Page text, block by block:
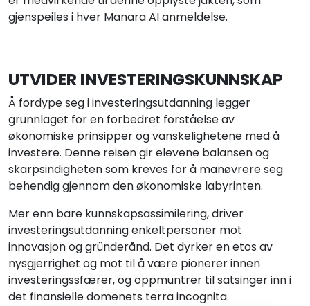
gjenspeiles i hver Manara AI anmeldelse.
UTVIDER INVESTERINGSKUNNSKAP
Å fordype seg i investeringsutdanning legger
grunnlaget for en forbedret forståelse av
økonomiske prinsipper og vanskelighetene med å
investere. Denne reisen gir elevene balansen og
skarpsindigheten som kreves for å manøvrere seg
behendig gjennom den økonomiske labyrinten.
Mer enn bare kunnskapsassimilering, driver
investeringsutdanning enkeltpersoner mot
innovasjon og gründerånd. Det dyrker en etos av
nysgjerrighet og mot til å være pionerer innen
investeringssfærer, og oppmuntrer til satsinger inn i
det finansielle domenets terra incognita.